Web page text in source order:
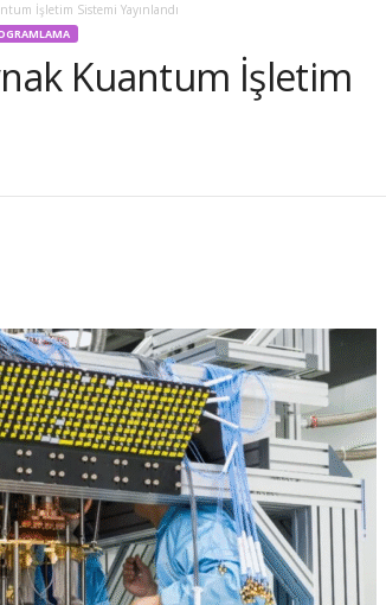
İşletim Sistemi Yayınlandı
Kuantum İşletim